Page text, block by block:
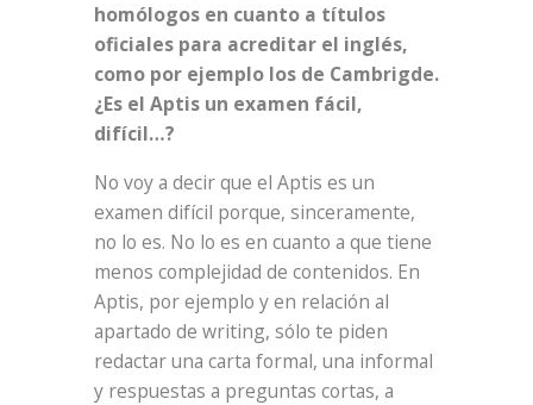
homólogos en cuanto a títulos
oficiales para acreditar el inglés,
como por ejemplo los de Cambrigde.
¿Es el Aptis un examen fácil,
difícil…?
No voy a decir que el Aptis es un
examen difícil porque, sinceramente,
no lo es. No lo es en cuanto a que tiene
menos complejidad de contenidos. En
Aptis, por ejemplo y en relación al
apartado de writing, sólo te piden
redactar una carta formal, una informal
y respuestas a preguntas cortas, a